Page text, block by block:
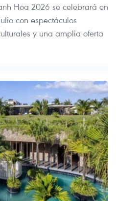
Hoa 2026 se celebrará en
con espectáculos
y una amplia oferta